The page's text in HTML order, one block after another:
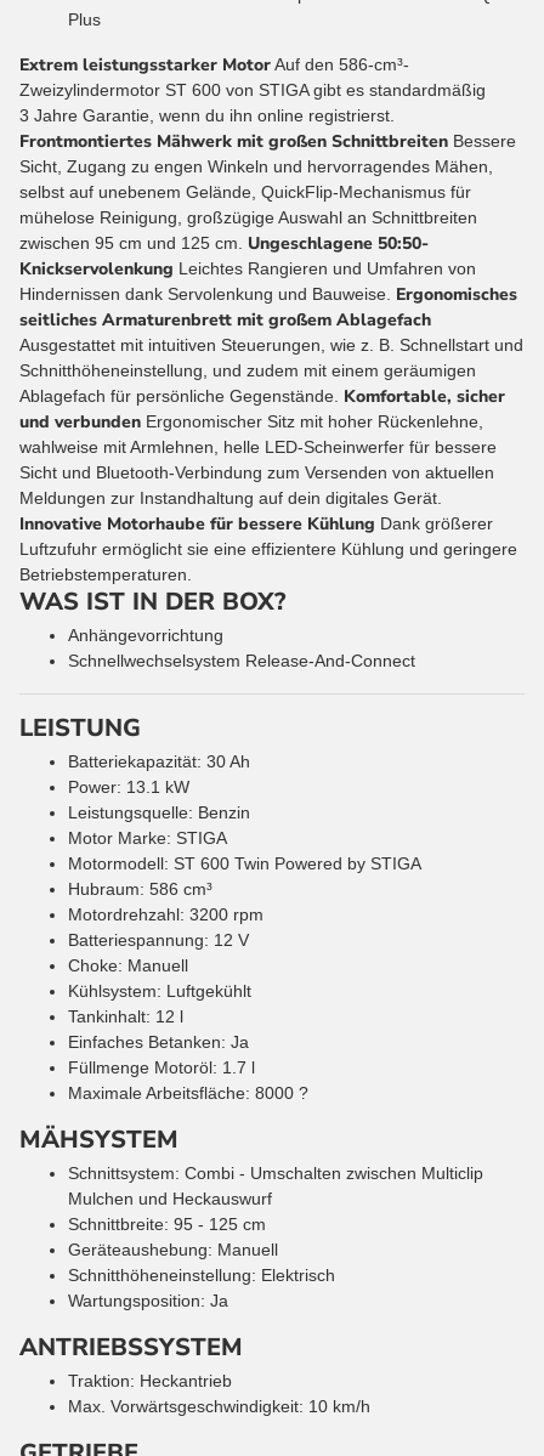
Plus
Extrem leistungsstarker MotorAuf den 586-cm³-
Zweizylindermotor ST 600 von STIGA gibt es standardmäßig
3 Jahre Garantie, wenn du ihn online registrierst.
Frontmontiertes Mähwerk mit großen Schnittbreiten Bessere
Sicht, Zugang zu engen Winkeln und hervorragendes Mähen,
selbst auf unebenem Gelände, QuickFlip-Mechanismus für
mühelose Reinigung, großzügige Auswahl an Schnittbreiten
zwischen 95 cm und 125 cm. Ungeschlagene 50:50-
Knickservolenkung Leichtes Rangieren und Umfahren von
Hindernissen dank Servolenkung und Bauweise. Ergonomisches
seitliches Armaturenbrett mit großem Ablagefach
Ausgestattet mit intuitiven Steuerungen, wie z. B. Schnellstart und
Schnitthöheneinstellung, und zudem mit einem geräumigen
Ablagefach für persönliche Gegenstände. Komfortable, sicher
und verbunden Ergonomischer Sitz mit hoher Rückenlehne,
wahlweise mit Armlehnen, helle LED-Scheinwerfer für bessere
Sicht und Bluetooth-Verbindung zum Versenden von aktuellen
Meldungen zur Instandhaltung auf dein digitales Gerät.
Innovative Motorhaube für bessere Kühlung Dank größerer
Luftzufuhr ermöglicht sie eine effizientere Kühlung und geringere
Betriebstemperaturen.
WAS IST IN DER BOX?
Anhängevorrichtung
Schnellwechselsystem Release-And-Connect
LEISTUNG
Batteriekapazität: 30 Ah
Power: 13.1 kW
Leistungsquelle: Benzin
Motor Marke: STIGA
Motormodell: ST 600 Twin Powered by STIGA
Hubraum: 586 cm³
Motordrehzahl: 3200 rpm
Batteriespannung: 12 V
Choke: Manuell
Kühlsystem: Luftgekühlt
Tankinhalt: 12 l
Einfaches Betanken: Ja
Füllmenge Motoröl: 1.7 l
Maximale Arbeitsfläche: 8000 ?
MÄHSYSTEM
Schnittsystem: Combi - Umschalten zwischen Multiclip
Mulchen und Heckauswurf
Schnittbreite: 95 - 125 cm
Geräteaushebung: Manuell
Schnitthöheneinstellung: Elektrisch
Wartungsposition: Ja
ANTRIEBSSYSTEM
Traktion: Heckantrieb
Max. Vorwärtsgeschwindigkeit: 10 km/h